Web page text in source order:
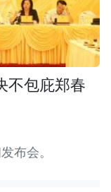
不包庇郑春
布会。